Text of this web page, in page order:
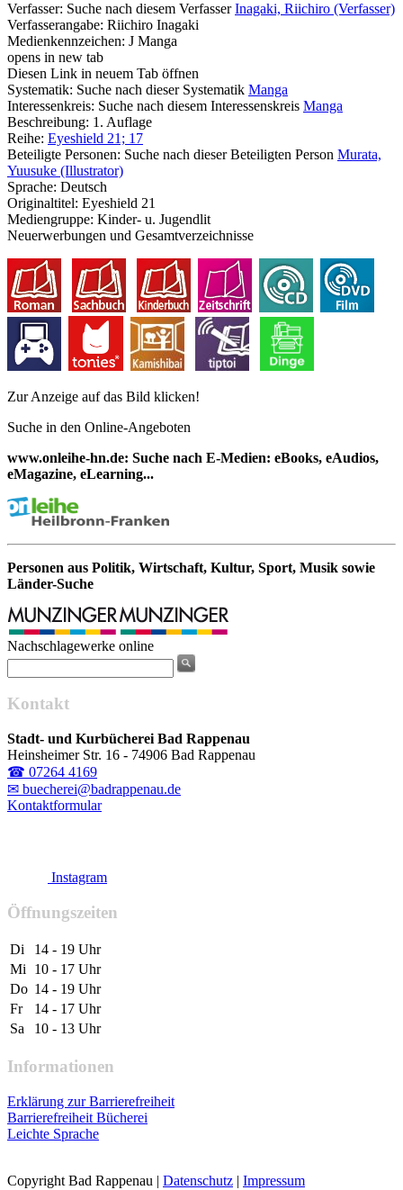
Verfasser: Suche nach diesem Verfasser Inagaki, Riichiro (Verfasser)
Verfasserangabe: Riichiro Inagaki
Medienkennzeichen: J Manga
opens in new tab
Diesen Link in neuem Tab öffnen
Systematik: Suche nach dieser Systematik Manga
Interessenkreis: Suche nach diesem Interessenskreis Manga
Beschreibung: 1. Auflage
Reihe: Eyeshield 21; 17
Beteiligte Personen: Suche nach dieser Beteiligten Person Murata,
Yuusuke (Illustrator)
Sprache: Deutsch
Originaltitel: Eyeshield 21
Mediengruppe: Kinder- u. Jugendlit
Neuerwerbungen und Gesamtverzeichnisse
Zur Anzeige auf das Bild klicken!
Suche in den Online-Angeboten
www.onleihe-hn.de: Suche nach E-Medien: eBooks, eAudios,
eMagazine, eLearning...
Personen aus Politik, Wirtschaft, Kultur, Sport, Musik sowie
Länder-Suche
Nachschlagewerke online
Kontakt
Stadt- und Kurbücherei Bad Rappenau
Heinsheimer Str. 16 - 74906 Bad Rappenau
☎ 07264 4169
✉ buecherei@badrappenau.de
Kontaktformular
Instagram
Öffnungszeiten
Di
14 - 19 Uhr
Mi
10 - 17 Uhr
Do 14 - 19 Uhr
Fr
14 - 17 Uhr
Sa
10 - 13 Uhr
Informationen
Erklärung zur Barrierefreiheit
Barrierefreiheit Bücherei
Leichte Sprache
Copyright Bad Rappenau | Datenschutz | Impressum